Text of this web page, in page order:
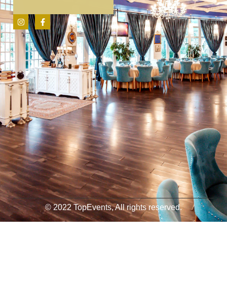
© 2022 TopEvents, All rights reserved.